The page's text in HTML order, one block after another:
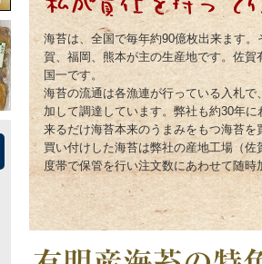
海苔は、全国で毎年約90億枚出来ます
賀、福岡、熊本が主の生産地です。佐
国一です。
海苔の流通は各漁連が行っている入札
加して調達しています。弊社も約30年
来るだけ海苔本来のうまみをもつ海苔を
買い付けした海苔は弊社の産地工場（
度帯で保管を行い注文数にあわせて随